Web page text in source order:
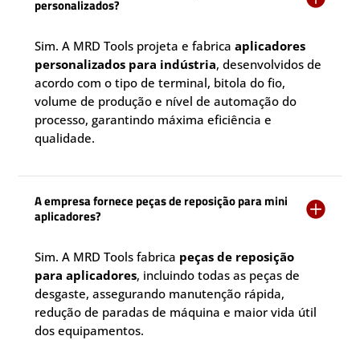
personalizados?
Sim. A MRD Tools projeta e fabricaaplicadores
personalizados para indústria, desenvolvidos de
acordo com o tipo de terminal, bitola do fio,
volume de produção e nível de automação do
processo, garantindo máxima eficiência e
qualidade.
A empresa fornece peças de reposição para mini
aplicadores?

Sim. A MRD Tools fabrica peças de reposição
para aplicadores, incluindo todas as peças de
desgaste, assegurando manutenção rápida,
redução de paradas de máquina e maior vida útil
dos equipamentos.